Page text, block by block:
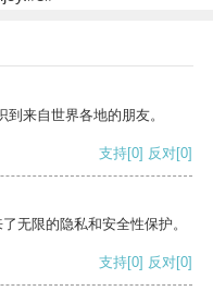
来自世界各地的朋友。
支持[0] 反对[0]
无限的隐私和安全性保护。
支持[0] 反对[0]